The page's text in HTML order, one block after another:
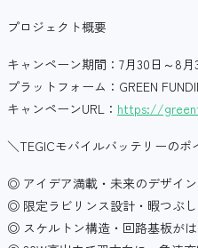
プロジェクト概要
キャンペーン期間：7月30日～8月
プラットフォーム：GREEN
キャンペーンURL： https://
＼TEGICモバイルバッテリーのポ
◎ アイデア満載・未来のデザイン
◎ 限定ラビリンス設計・暇つぶ
◎ スケルトン構造・回路基板が